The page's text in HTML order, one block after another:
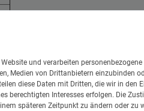
und verarbeiten
Medien von Drittanbietern einzubinden
diese Daten mit Dritten, die wir in den
berechtigten Interesses erfolgen. Die
späteren Zeitpunkt zu ändern oder zu